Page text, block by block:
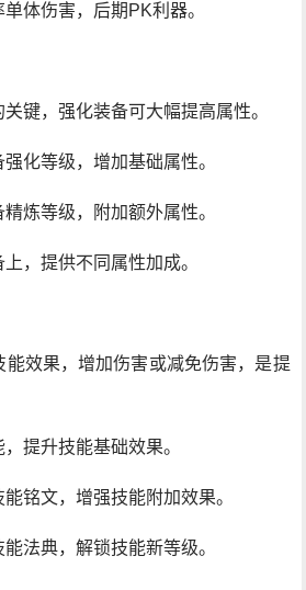
体伤害，后期PK利器。
键，强化装备可大幅提高属性。
化等级，增加基础属性。
炼等级，附加额外属性。
，提供不同属性加成。
能效果，增加伤害或减免伤害，是提
提升技能基础效果。
铭文，增强技能附加效果。
法典，解锁技能新等级。